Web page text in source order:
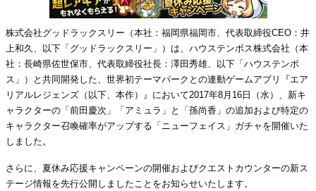
株式会社グッドラックスリー（本社：福岡県福岡市、代表取締役CEO：井
上和久、以下「グッドラックスリー」）は、ハウステンボス株式会社（本
社：長崎県佐世保市、代表取締役社長：澤田秀雄、以下「ハウステンボ
ス」）と共同開発した、世界初テーマパークとの連動ゲームアプリ『エア
リアルレジェンズ（以下、本作）』において2017年8月16日（水）、新キ
ャラクターの「前田慶次」「アミュラ」と「孫尚香」の追加および特定の
キャラクター召喚確率がアップする「ニューフェイス」ガチャを開催いた
しました。
さらに、夏休み応援キャンペーンの開催およびクエストカウンターの新ス
テージ情報を先行公開しましたことをお知らせいたします。